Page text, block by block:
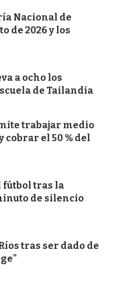
Nacional de
de 2026 y los
a ocho los
de Tailandia
trabajar medio
el 50 % del
fútbol tras la
de silencio
tras ser dado de